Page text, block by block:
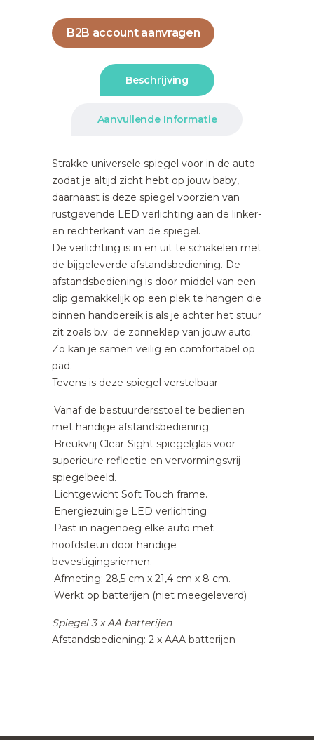
B2B account aanvragen
Beschrijving
Aanvullende Informatie
Strakke universele spiegel voor in de auto
zodat je altijd zicht hebt op jouw baby,
daarnaast is deze spiegel voorzien van
rustgevende LED verlichting aan de linker-
en rechterkant van de spiegel.
De verlichting is in en uit te schakelen met
de bijgeleverde afstandsbediening. De
afstandsbediening is door middel van een
clip gemakkelijk op een plek te hangen die
binnen handbereik is als je achter het stuur
zit zoals b.v. de zonneklep van jouw auto.
Zo kan je samen veilig en comfortabel op
pad.
Tevens is deze spiegel verstelbaar
·Vanaf de bestuurdersstoel te bedienen
met handige afstandsbediening.
·Breukvrij Clear-Sight spiegelglas voor
superieure reflectie en vervormingsvrij
spiegelbeeld.
·Lichtgewicht Soft Touch frame.
·Energiezuinige LED verlichting
·Past in nagenoeg elke auto met
hoofdsteun door handige
bevestigingsriemen.
·Afmeting: 28,5 cm x 21,4 cm x 8 cm.
·Werkt op batterijen (niet meegeleverd)
Spiegel 3 x AA batterijen
Afstandsbediening: 2 x AAA batterijen